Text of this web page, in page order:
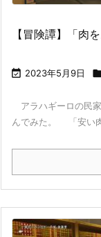
【冒険譚】「肉
 2023年5月9日
アラハギーロの民
んでみた。 「安い